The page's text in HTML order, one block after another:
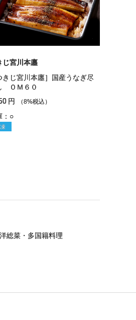
じ宮川本廛
きじ宮川本廛］国産うなぎ尽
ＯＭ６０
円 （8%税込）
：○
洋総菜・多国籍料理